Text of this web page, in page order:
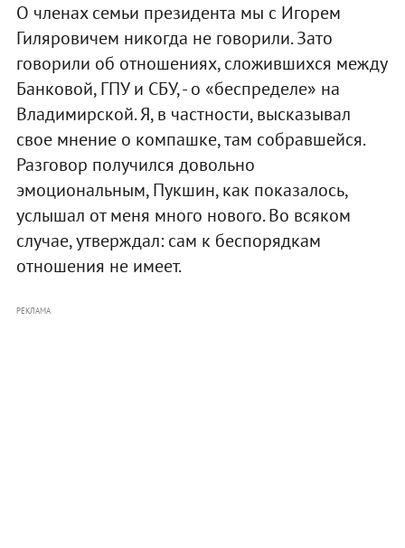
О членах семьи президента мы с Игорем
Гиляровичем никогда не говорили. Зато
говорили об отношениях, сложившихся между
Банковой, ГПУ и СБУ, - о «беспределе» на
Владимирской. Я, в частности, высказывал
свое мнение о компашке, там собравшейся.
Разговор получился довольно
эмоциональным, Пукшин, как показалось,
услышал от меня много нового. Во всяком
случае, утверждал: сам к беспорядкам
отношения не имеет.
РЕКЛАМА